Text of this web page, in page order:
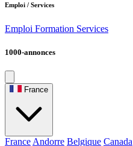
Emploi / Services
Emploi Formation Services
1000-annonces
France
France Andorre Belgique Canada